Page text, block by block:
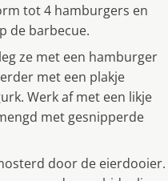
tot 4 hamburgers en
de barbecue.
ze met een hamburger
met een plakje
Werk af met een likje
met gesnipperde
door de eierdooier.